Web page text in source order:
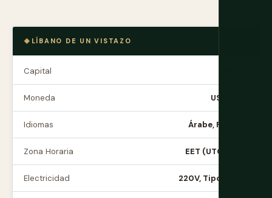
LÍBANO DE UN VISTAZO
Capital
Moneda USD / LBP
Idiomas Árabe, Francés
Zona Horaria EET (UTC+2/+3)
Electricidad 220V, Tipo C/D/G